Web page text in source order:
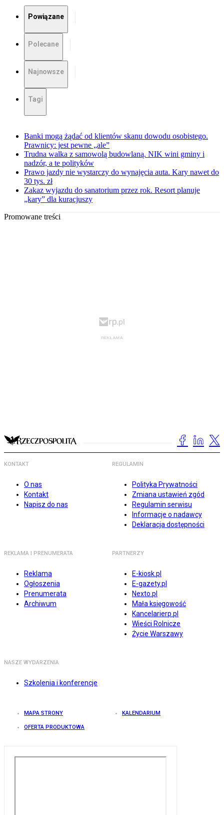
Powiązane
Polecane
Najnowsze
Tagi
Banki mogą żądać od klientów skanu dowodu osobistego.
Prawnicy: jest pewne „ale”
Trudna walka z samowolą budowlaną. NIK wini gminy i
nadzór, a te polityków
Prawo jazdy nie wystarczy do wynajęcia auta. Kary nawet do
30 tys. zł
Zakaz wyjazdu do sanatorium przez rok. Resort planuje
„kary” dla kuracjuszy
Promowane treści
KONTAKT
O nas
Kontakt
Napisz do nas
REGULAMIN
Polityka Prywatności
Zmiana ustawień zgód
Regulamin serwisu
Informacje o nadawcy
Deklaracja dostępności
REKLAMA I PRENUMERATA
Reklama
Ogłoszenia
Prenumerata
Archiwum
PARTNERZY
E-kiosk.pl
E-gazety.pl
Nexto.pl
Mała księgowość
Kancelarierp.pl
Wieści Rolnicze
Życie Warszawy
NASZE WYDARZENIA
Szkolenia i konferencje
MAPA STRONY KALENDARIUM
OFERTA PRODUKTOWA